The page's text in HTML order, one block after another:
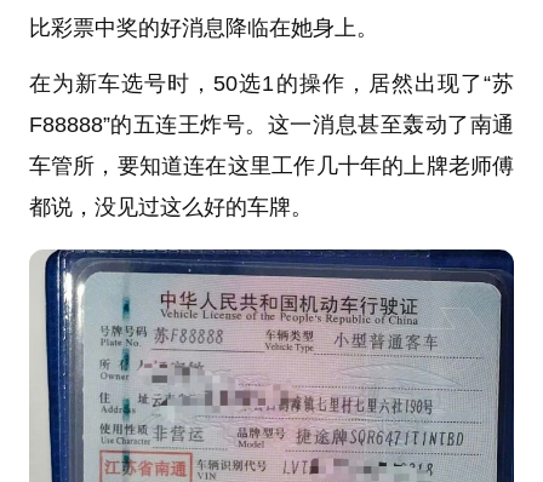
比彩票中奖的好消息降临在她身上。
在为新车选号时，50选1的操作，居然出现了“苏
F88888”的五连王炸号。这一消息甚至轰动了南通
车管所，要知道连在这里工作几十年的上牌老师傅
都说，没见过这么好的车牌。